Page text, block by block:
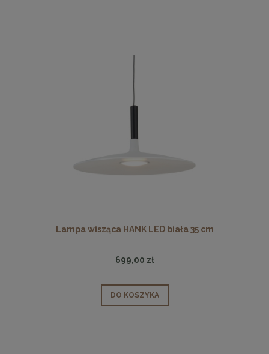
Lampa wisząca HANK LED biała 35 cm
699,00 zł
DO KOSZYKA